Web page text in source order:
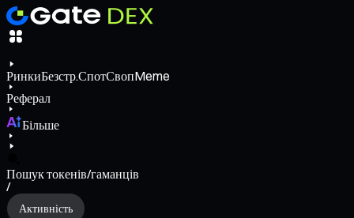
РинкиБезстр.СпотСвопMeme
Реферал
Більше
Пошук токенів/гаманців
/
Активність